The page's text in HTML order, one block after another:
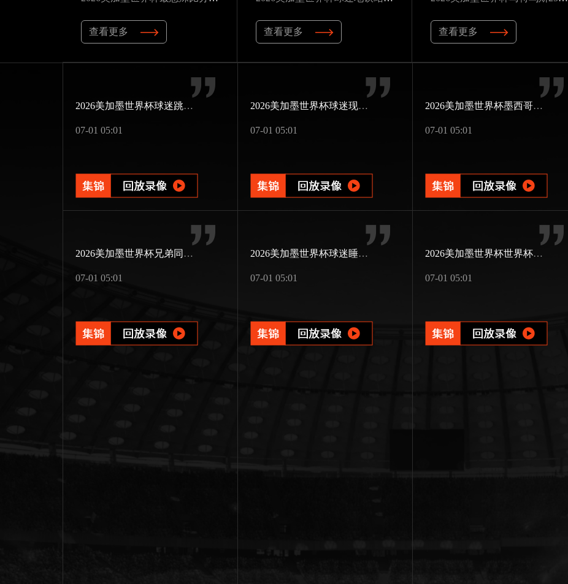
查看更多 查看更多 查看更多
2026美加墨世界杯球迷跳伞助威
07-01 05:01
2026美加墨世界杯球迷现场婚礼
07-01 05:01
2026美加墨世界杯墨西哥第三次办赛
07-01 05:01
2026美加墨世界杯兄弟同场竞技
07-01 05:01
2026美加墨世界杯球迷睡过头
07-01 05:01
2026美加墨世界杯世界杯版图扩展
07-01 05:01